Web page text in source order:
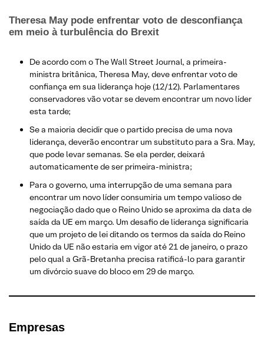
Theresa May pode enfrentar voto de desconfiança
em meio à turbulência do Brexit
De acordo com o The Wall Street Journal, a primeira-
ministra britânica, Theresa May, deve enfrentar voto de
confiança em sua liderança hoje (12/12). Parlamentares
conservadores vão votar se devem encontrar um novo líder
esta tarde;
Se a maioria decidir que o partido precisa de uma nova
liderança, deverão encontrar um substituto para a Sra. May,
que pode levar semanas. Se ela perder, deixará
automaticamente de ser primeira-ministra;
Para o governo, uma interrupção de uma semana para
encontrar um novo líder consumiria um tempo valioso de
negociação dado que o Reino Unido se aproxima da data de
saída da UE em março. Um desafio de liderança significaria
que um projeto de lei ditando os termos da saída do Reino
Unido da UE não estaria em vigor até 21 de janeiro, o prazo
pelo qual a Grã-Bretanha precisa ratificá-lo para garantir
um divórcio suave do bloco em 29 de março.
Empresas